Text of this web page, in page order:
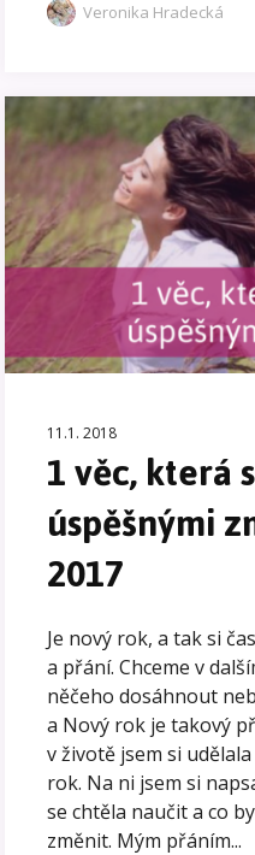
Veronika Hradecká
11.1. 2018
1 věc, která
úspěšnými
2017
Je nový rok, a tak si
a přání. Chceme v
něčeho dosáhnout
a Nový rok je takový
v životě jsem si
rok. Na ni jsem si
se chtěla naučit a co
změnit. Mým přáním...